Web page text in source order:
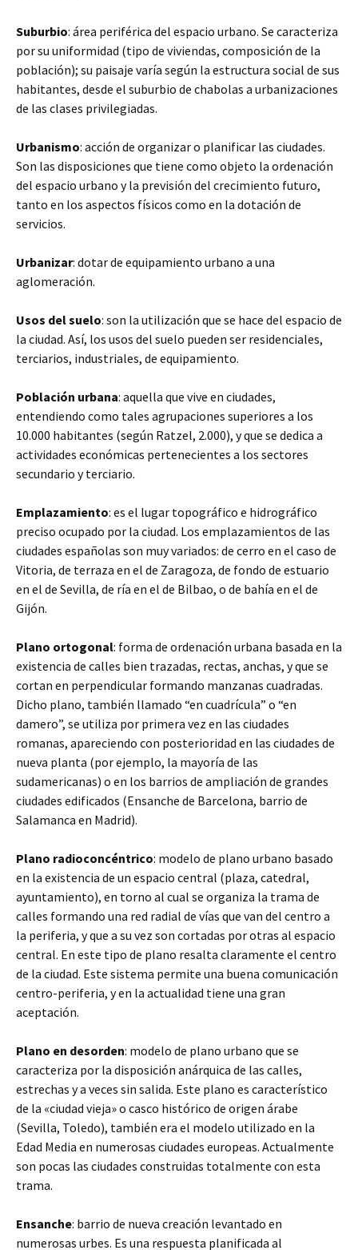
Suburbio: área periférica del espacio urbano. Se caracteriza
por su uniformidad (tipo de viviendas, composición de la
población); su paisaje varía según la estructura social de sus
habitantes, desde el suburbio de chabolas a urbanizaciones
de las clases privilegiadas.
Urbanismo: acción de organizar o planificar las ciudades.
Son las disposiciones que tiene como objeto la ordenación
del espacio urbano y la previsión del crecimiento futuro,
tanto en los aspectos físicos como en la dotación de
servicios.
Urbanizar: dotar de equipamiento urbano a una
aglomeración.
Usos del suelo: son la utilización que se hace del espacio de
la ciudad. Así, los usos del suelo pueden ser residenciales,
terciarios, industriales, de equipamiento.
Población urbana: aquella que vive en ciudades,
entendiendo como tales agrupaciones superiores a los
10.000 habitantes (según Ratzel, 2.000), y que se dedica a
actividades económicas pertenecientes a los sectores
secundario y terciario.
Emplazamiento: es el lugar topográfico e hidrográfico
preciso ocupado por la ciudad. Los emplazamientos de las
ciudades españolas son muy variados: de cerro en el caso de
Vitoria, de terraza en el de Zaragoza, de fondo de estuario
en el de Sevilla, de ría en el de Bilbao, o de bahía en el de
Gijón.
Plano ortogonal: forma de ordenación urbana basada en la
existencia de calles bien trazadas, rectas, anchas, y que se
cortan en perpendicular formando manzanas cuadradas.
Dicho plano, también llamado “en cuadrícula” o “en
damero”, se utiliza por primera vez en las ciudades
romanas, apareciendo con posterioridad en las ciudades de
nueva planta (por ejemplo, la mayoría de las
sudamericanas) o en los barrios de ampliación de grandes
ciudades edificados (Ensanche de Barcelona, barrio de
Salamanca en Madrid).
Plano radioconcéntrico: modelo de plano urbano basado
en la existencia de un espacio central (plaza, catedral,
ayuntamiento), en torno al cual se organiza la trama de
calles formando una red radial de vías que van del centro a
la periferia, y que a su vez son cortadas por otras al espacio
central. En este tipo de plano resalta claramente el centro
de la ciudad. Este sistema permite una buena comunicación
centro-periferia, y en la actualidad tiene una gran
aceptación.
Plano en desorden: modelo de plano urbano que se
caracteriza por la disposición anárquica de las calles,
estrechas y a veces sin salida. Este plano es característico
de la «ciudad vieja» o casco histórico de origen árabe
(Sevilla, Toledo), también era el modelo utilizado en la
Edad Media en numerosas ciudades europeas. Actualmente
son pocas las ciudades construidas totalmente con esta
trama.
Ensanche: barrio de nueva creación levantado en
numerosas urbes. Es una respuesta planificada al